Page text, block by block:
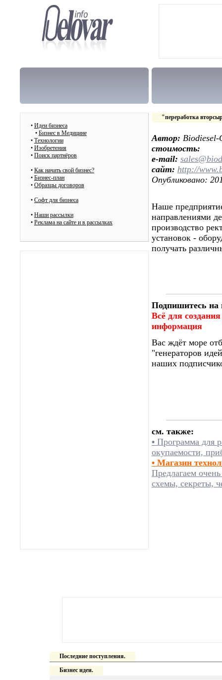
• Идеи бизнеса
• Бизнес в Медицине
• Технологии
• Изобретения
• Поиск партнёров
• Как начать свой бизнес?
• Бизнес-план
• Образцы договоров
• Cофт для бизнеса
• Наши рассылки
• Реклама на сайте и в рассылках
"переработка
Автор: Biodiesel-
стоимость:
e-mail:
сайт: http://
Опубликовано:
Наше
направлениями
производство
установок -
получать
Подпишитесь
Всё для
информация
Вас ждёт море
"генераторов
наших
см. также:
• Программа для
окупаемости,
• Магазин
Предлагаем
схемы, секреты,
Последние поступления.
Бизнес идеи.